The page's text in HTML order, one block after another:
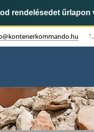
rendelésedet